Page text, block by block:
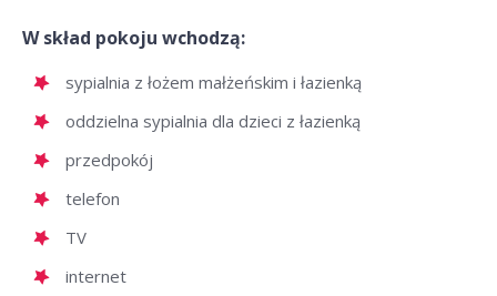
W skład pokoju wchodzą:
sypialnia z łożem małżeńskim i łazienką
oddzielna sypialnia dla dzieci z łazienką
przedpokój
telefon
TV
internet